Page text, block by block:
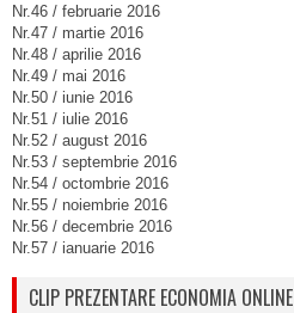
Nr.46 / februarie 2016
Nr.47 / martie 2016
Nr.48 / aprilie 2016
Nr.49 / mai 2016
Nr.50 / iunie 2016
Nr.51 / iulie 2016
Nr.52 / august 2016
Nr.53 / septembrie 2016
Nr.54 / octombrie 2016
Nr.55 / noiembrie 2016
Nr.56 / decembrie 2016
Nr.57 / ianuarie 2016
CLIP PREZENTARE ECONOMIA ONLINE